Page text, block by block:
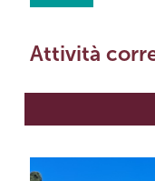
Attività